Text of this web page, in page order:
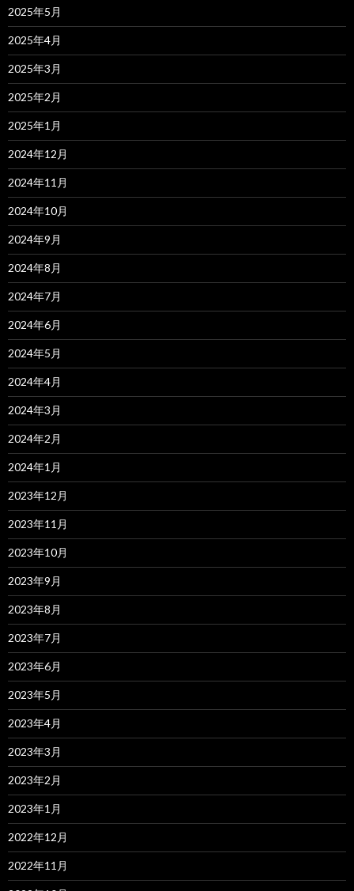
2025年5月
2025年4月
2025年3月
2025年2月
2025年1月
2024年12月
2024年11月
2024年10月
2024年9月
2024年8月
2024年7月
2024年6月
2024年5月
2024年4月
2024年3月
2024年2月
2024年1月
2023年12月
2023年11月
2023年10月
2023年9月
2023年8月
2023年7月
2023年6月
2023年5月
2023年4月
2023年3月
2023年2月
2023年1月
2022年12月
2022年11月